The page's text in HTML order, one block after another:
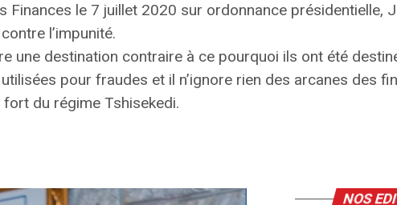
le 7 juillet 2020 sur ordonnance présidentielle,
l’impunité.
une destination contraire à ce pourquoi ils ont été
pour fraudes et il n’ignore rien des arcanes des
du régime Tshisekedi.
NOS